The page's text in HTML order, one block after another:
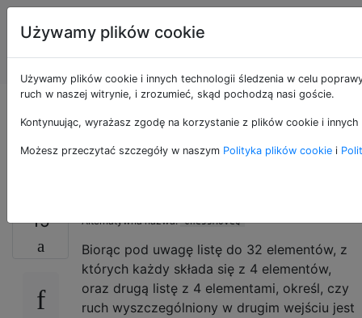
Programowanie
puzzli i Code
Golf
Czy to prawidłowy
ruch szachowy?
15 Alternatywna nazwa: ChessMoveQ
Biorąc pod uwagę listę do 32 elementów, z
których każdy składa się z 4 elementów,
oraz drugą listę z 4 elementami, określ, czy
ruch wyszczególniony w drugim wejściu jest
Używamy plików cookie
Używamy plików cookie i innych technologii śledzenia w celu
ruch w naszej witrynie, i zrozumieć, skąd pochodzą nasi goście.
Kontynuując, wyrażasz zgodę na korzystanie z plików cookie i
Możesz przeczytać szczegóły w naszym Polityka plików cookie i